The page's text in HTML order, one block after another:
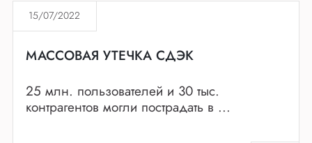
15/07/2022
МАССОВАЯ УТЕЧКА СДЭК
25 млн. пользователей и 30 тыс.
контрагентов могли пострадать в ...